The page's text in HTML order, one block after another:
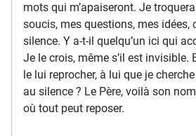
mots qui m’apaiseront. Je
soucis, mes questions, mes idées,
silence. Y a-t-il quelqu’un ici qui
Je le crois, même s’il est invisible.
le lui reprocher, à lui que je cherche
au silence ? Le Père, voilà son
où tout peut reposer.